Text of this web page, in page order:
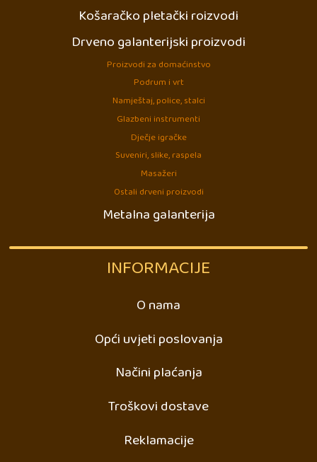
Košaračko pletački roizvodi
Drveno galanterijski proizvodi
Proizvodi za domaćinstvo
Podrum i vrt
Namještaj, police, stalci
Glazbeni instrumenti
Dječje igračke
Suveniri, slike, raspela
Masažeri
Ostali drveni proizvodi
Metalna galanterija
INFORMACIJE
O nama
Opći uvjeti poslovanja
Načini plaćanja
Troškovi dostave
Reklamacije